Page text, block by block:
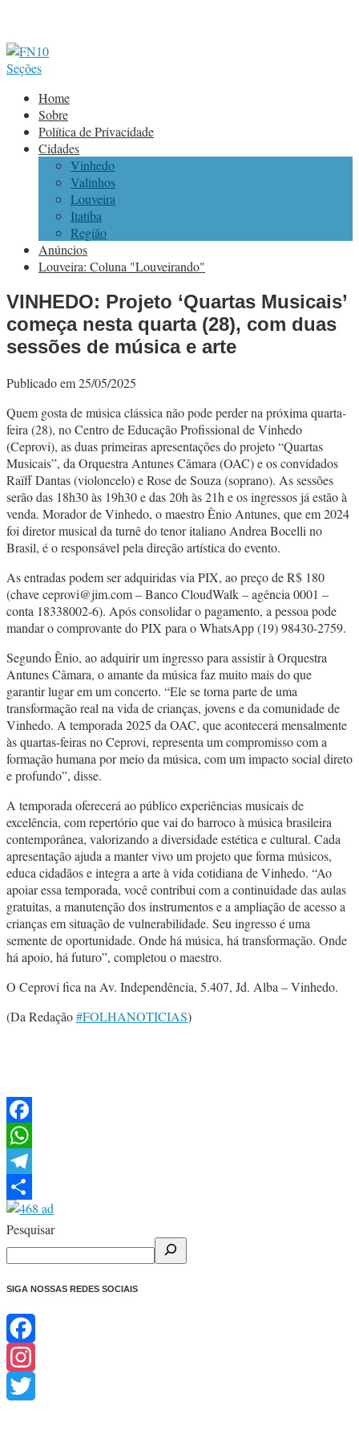
Seções
Home
Sobre
Política de Privacidade
Cidades
Vinhedo
Valinhos
Louveira
Itatiba
Região
Anúncios
Louveira: Coluna "Louveirando"
VINHEDO: Projeto ‘Quartas Musicais’
começa nesta quarta (28), com duas
sessões de música e arte
Publicado em 25/05/2025
Quem gosta de música clássica não pode perder na próxima quarta-
feira (28), no Centro de Educação Profissional de Vinhedo
(Ceprovi), as duas primeiras apresentações do projeto “Quartas
Musicais”, da Orquestra Antunes Câmara (OAC) e os convidados
Raïff Dantas (violoncelo) e Rose de Souza (soprano). As sessões
serão das 18h30 às 19h30 e das 20h às 21h e os ingressos já estão à
venda. Morador de Vinhedo, o maestro Ênio Antunes, que em 2024
foi diretor musical da turnê do tenor italiano Andrea Bocelli no
Brasil, é o responsável pela direção artística do evento.
As entradas podem ser adquiridas via PIX, ao preço de R$ 180
(chave ceprovi@jim.com – Banco CloudWalk – agência 0001 –
conta 18338002-6). Após consolidar o pagamento, a pessoa pode
mandar o comprovante do PIX para o WhatsApp (19) 98430-2759.
Segundo Ênio, ao adquirir um ingresso para assistir à Orquestra
Antunes Câmara, o amante da música faz muito mais do que
garantir lugar em um concerto. “Ele se torna parte de uma
transformação real na vida de crianças, jovens e da comunidade de
Vinhedo. A temporada 2025 da OAC, que acontecerá mensalmente
às quartas-feiras no Ceprovi, representa um compromisso com a
formação humana por meio da música, com um impacto social direto
e profundo”, disse.
A temporada oferecerá ao público experiências musicais de
excelência, com repertório que vai do barroco à música brasileira
contemporânea, valorizando a diversidade estética e cultural. Cada
apresentação ajuda a manter vivo um projeto que forma músicos,
educa cidadãos e integra a arte à vida cotidiana de Vinhedo. “Ao
apoiar essa temporada, você contribui com a continuidade das aulas
gratuitas, a manutenção dos instrumentos e a ampliação de acesso a
crianças em situação de vulnerabilidade. Seu ingresso é uma
semente de oportunidade. Onde há música, há transformação. Onde
há apoio, há futuro”, completou o maestro.
O Ceprovi fica na Av. Independência, 5.407, Jd. Alba – Vinhedo.
(Da Redação#FOLHANOTICIAS)
Facebook
WhatsApp
Telegram
Share
Pesquisar
SIGA NOSSAS REDES SOCIAIS
Facebook
Instagram